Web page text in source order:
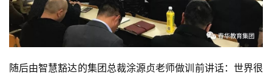
随后由智慧豁达的集团总裁涂源贞老师做训前讲话：世界很